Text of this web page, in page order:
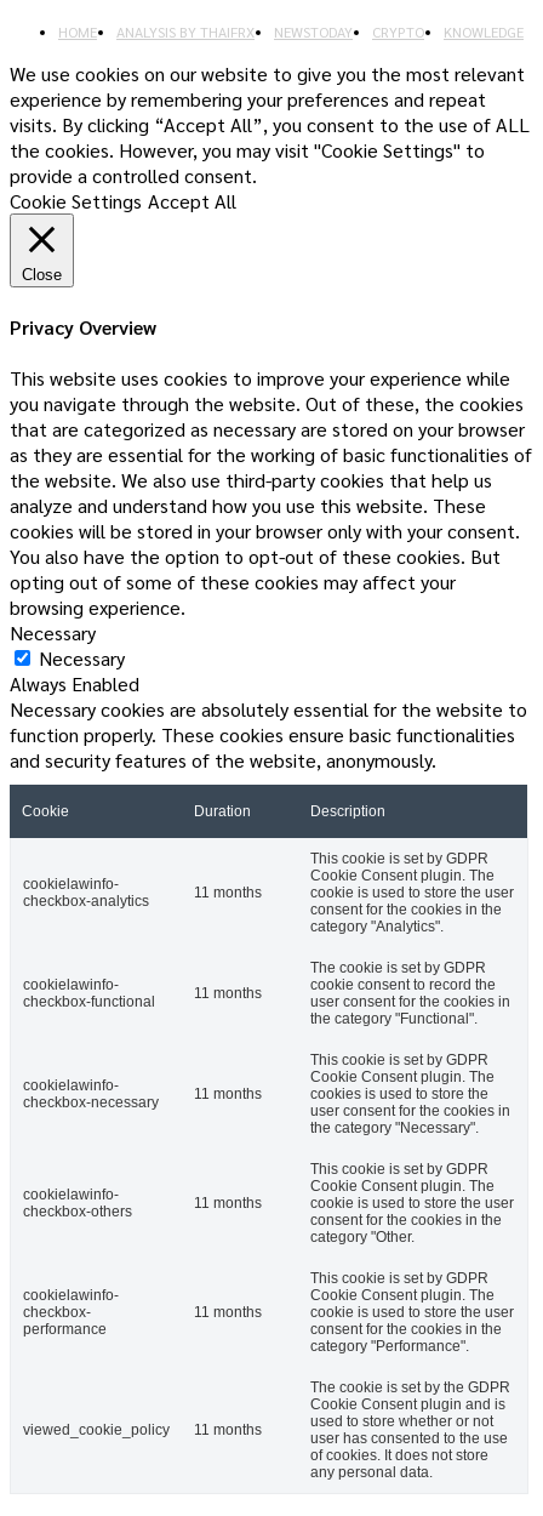
HOME ANALYSIS BY THAIFRX NEWSTODAY CRYPTO KNOWLEDGE
We use cookies on our website to give you the most relevant
experience by remembering your preferences and repeat
visits. By clicking “Accept All”, you consent to the use of ALL
the cookies. However, you may visit "Cookie Settings" to
provide a controlled consent.
Cookie Settings Accept All
Close
Privacy Overview
This website uses cookies to improve your experience while
you navigate through the website. Out of these, the cookies
that are categorized as necessary are stored on your browser
as they are essential for the working of basic functionalities of
the website. We also use third-party cookies that help us
analyze and understand how you use this website. These
cookies will be stored in your browser only with your consent.
You also have the option to opt-out of these cookies. But
opting out of some of these cookies may affect your
browsing experience.
Necessary
Necessary
Always Enabled
Necessary cookies are absolutely essential for the website to
function properly. These cookies ensure basic functionalities
and security features of the website, anonymously.
Cookie Duration Description
cookielawinfo-
checkbox-analytics
11 months
This cookie is set by GDPR
Cookie Consent plugin. The
cookie is used to store the user
consent for the cookies in the
category "Analytics".
cookielawinfo-
checkbox-functional
11 months
The cookie is set by GDPR
cookie consent to record the
user consent for the cookies in
the category "Functional".
cookielawinfo-
checkbox-necessary
11 months
This cookie is set by GDPR
Cookie Consent plugin. The
cookies is used to store the
user consent for the cookies in
the category "Necessary".
cookielawinfo-
checkbox-others
11 months
This cookie is set by GDPR
Cookie Consent plugin. The
cookie is used to store the user
consent for the cookies in the
category "Other.
cookielawinfo-
checkbox-
performance
11 months
This cookie is set by GDPR
Cookie Consent plugin. The
cookie is used to store the user
consent for the cookies in the
category "Performance".
viewed_cookie_policy 11 months
The cookie is set by the GDPR
Cookie Consent plugin and is
used to store whether or not
user has consented to the use
of cookies. It does not store
any personal data.